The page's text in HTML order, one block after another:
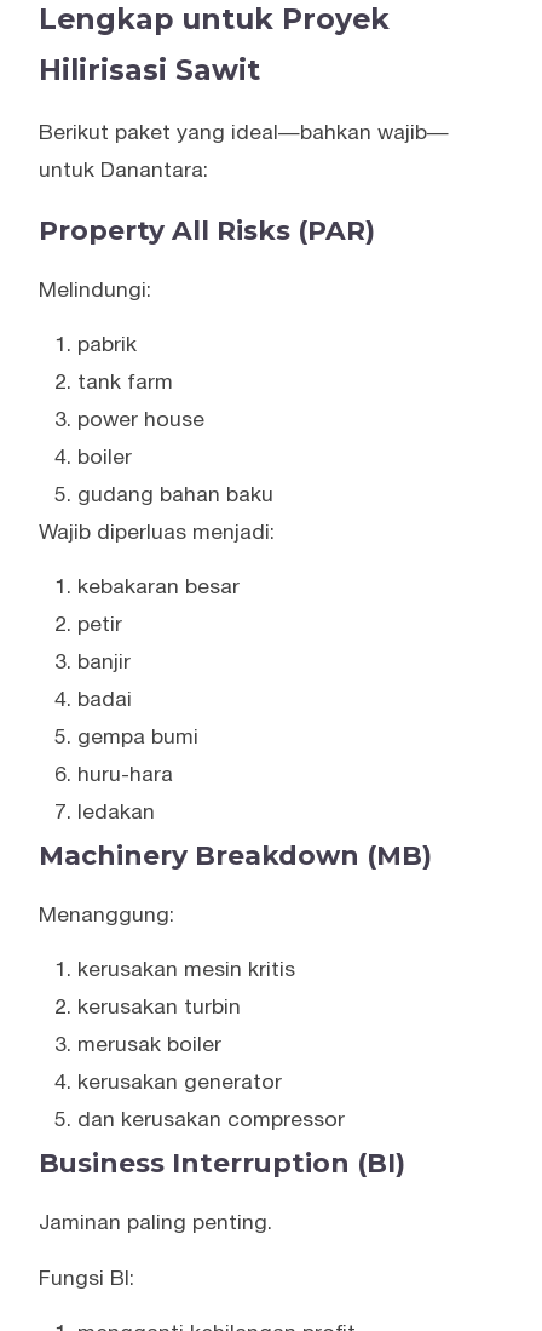
Lengkap untuk Proyek
Hilirisasi Sawit
Berikut paket yang ideal—bahkan wajib—
untuk Danantara:
Property All Risks (PAR)
Melindungi:
pabrik
tank farm
power house
boiler
gudang bahan baku
Wajib diperluas menjadi:
kebakaran besar
petir
banjir
badai
gempa bumi
huru-hara
ledakan
Machinery Breakdown (MB)
Menanggung:
kerusakan mesin kritis
kerusakan turbin
merusak boiler
kerusakan generator
dan kerusakan compressor
Business Interruption (BI)
Jaminan paling penting.
Fungsi BI: